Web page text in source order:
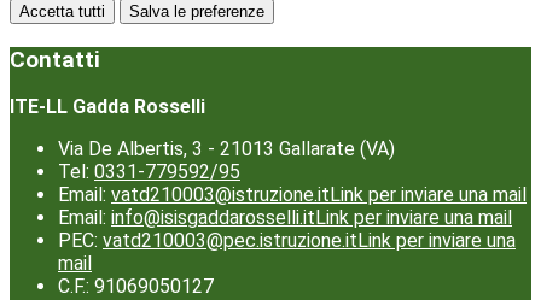
Accetta tutti Salva le preferenze
Contatti
ITE-LL Gadda Rosselli
Via De Albertis, 3 - 21013 Gallarate (VA)
Tel: 0331-779592/95
Email: vatd210003@istruzione.it Link per inviare una mail
Email: info@isisgaddarosselli.it Link per inviare una mail
PEC: vatd210003@pec.istruzione.it Link per inviare una
mail
C.F.: 91069050127